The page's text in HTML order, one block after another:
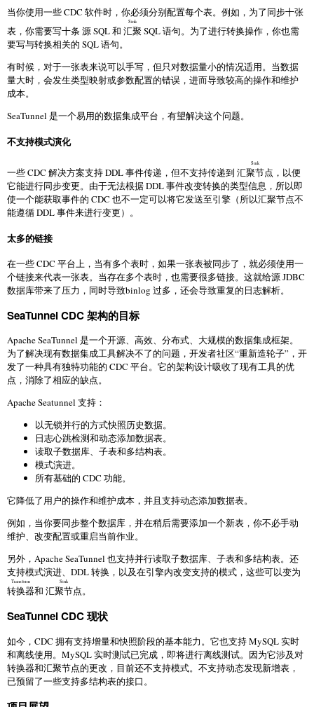
当你使用一些 CDC 软件时，你必须分别配置每个表。例如，为了同步十张
表，你需要写十条 源 SQL 和 汇聚
Sink
SQL 语句。为了进行转换操作，你也需
要写与转换相关的 SQL 语句。
有时候，对于一张表来说可以手写，但只对数据量小的情况适用。当数据
量大时，会发生类型映射或参数配置的错误，进而导致较高的操作和维护
成本。
SeaTunnel 是一个易用的数据集成平台，有望解决这个问题。
不支持模式演化
一些 CDC 解决方案支持 DDL 事件传递，但不支持传递到 汇聚节点
Sink
，以便
它能进行同步变更。由于无法根据 DDL 事件改变转换的类型信息，所以即
使一个能获取事件的 CDC 也不一定可以将它发送至引擎（所以汇聚节点不
能遵循 DDL 事件来进行变更）。
太多的链接
在一些 CDC 平台上，当有多个表时，如果一张表被同步了，就必须使用一
个链接来代表一张表。当存在多个表时，也需要很多链接。这就给源 JDBC
数据库带来了压力，同时导致binlog 过多，还会导致重复的日志解析。
SeaTunnel CDC 架构的目标
Apache SeaTunnel 是一个开源、高效、分布式、大规模的数据集成框架。
为了解决现有数据集成工具解决不了的问题，开发者社区“重新造轮子”，开
发了一种具有独特功能的 CDC 平台。它的架构设计吸收了现有工具的优
点，消除了相应的缺点。
Apache Seatunnel 支持：
以无锁并行的方式快照历史数据。
日志心跳检测和动态添加数据表。
读取子数据库、子表和多结构表。
模式演进。
所有基础的 CDC 功能。
它降低了用户的操作和维护成本，并且支持动态添加数据表。
例如，当你要同步整个数据库，并在稍后需要添加一个新表，你不必手动
维护、改变配置或重启当前作业。
另外，Apache SeaTunnel 也支持并行读取子数据库、子表和多结构表。还
支持模式演进、DDL 转换，以及在引擎内改变支持的模式，这些可以变为
转换器
Transform
和 汇聚节点
Sink
。
SeaTunnel CDC 现状
如今，CDC 拥有支持增量和快照阶段的基本能力。它也支持 MySQL 实时
和离线使用。MySQL 实时测试已完成，即将进行离线测试。因为它涉及对
转换器和汇聚节点的更改，目前还不支持模式。不支持动态发现新增表，
已预留了一些支持多结构表的接口。